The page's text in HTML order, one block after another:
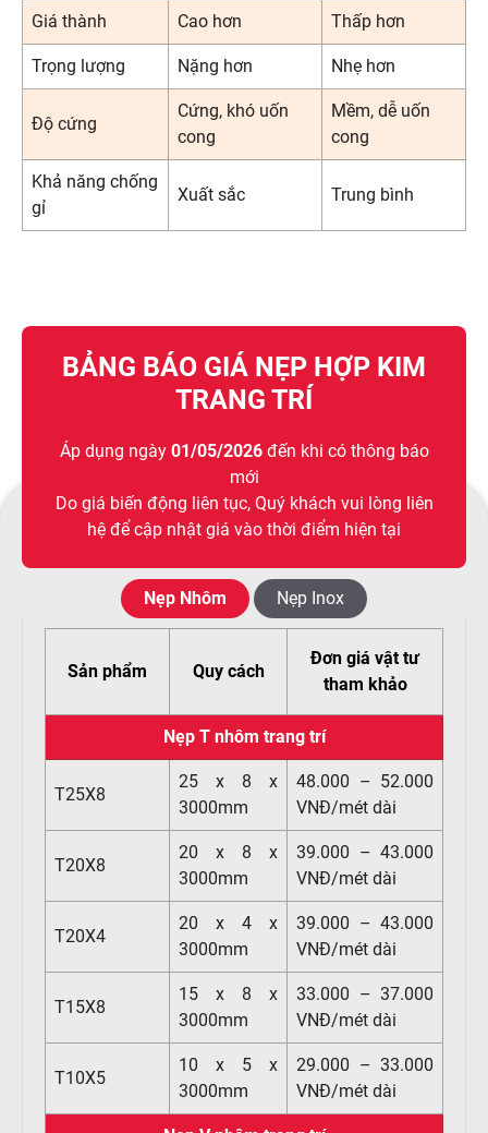
Giá thành Cao hơn Thấp hơn
Trọng lượng Nặng hơn Nhẹ hơn
Độ cứng
Cứng, khó uốn
cong
Mềm, dễ uốn
cong
Khả năng chống
gỉ
Xuất sắc Trung bình
BẢNG BÁO GIÁ NẸP HỢP KIM
TRANG TRÍ
Áp dụng ngày 01/05/2026đến khi có thông báo
mới
Do giá biến động liên tục, Quý khách vui lòng liên
hệ để cập nhật giá vào thời điểm hiện tại
Nẹp Nhôm Nẹp Inox
Sản phẩm Quy cách
Đơn giá vật tư
tham khảo
Nẹp T nhôm trang trí
T25X8
25 x 8 x
3000mm
48.000 – 52.000
VNĐ/mét dài
T20X8
20 x 8 x
3000mm
39.000 – 43.000
VNĐ/mét dài
T20X4
20 x 4 x
3000mm
39.000 – 43.000
VNĐ/mét dài
T15X8
15 x 8 x
3000mm
33.000 – 37.000
VNĐ/mét dài
T10X5
10 x 5 x
3000mm
29.000 – 33.000
VNĐ/mét dài